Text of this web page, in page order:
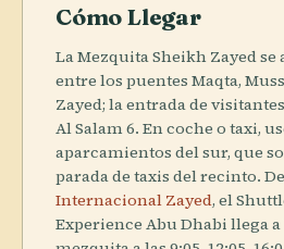
Cómo Llegar
La Mezquita Sheikh Zayed se
entre los puentes Maqta,
Zayed; la entrada de
Al Salam 6. En coche o taxi,
aparcamientos del sur, que
parada de taxis del recinto.
Internacional Zayed, el
Experience Abu Dhabi llega a